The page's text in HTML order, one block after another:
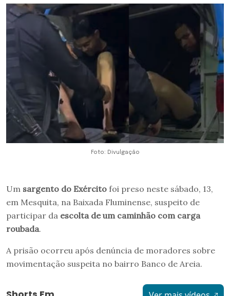
Foto: Divulgação
Um sargento do Exército foi preso neste sábado, 13,
em Mesquita, na Baixada Fluminense, suspeito de
participar da escolta de um caminhão com carga
roubada.
A prisão ocorreu após denúncia de moradores sobre
movimentação suspeita no bairro Banco de Areia.